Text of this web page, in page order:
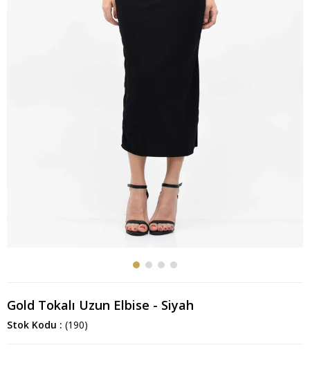
Gold Tokalı Uzun Elbise - Siyah
Stok Kodu (190)